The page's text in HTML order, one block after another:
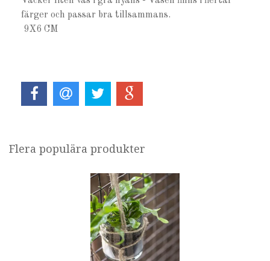
färger och passar bra tillsammans.
9X6 CM
Flera populära produkter